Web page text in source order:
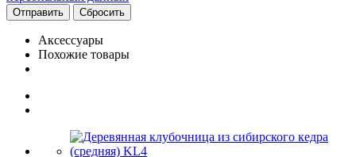
Сбросить
Аксессуары
Похожие товары